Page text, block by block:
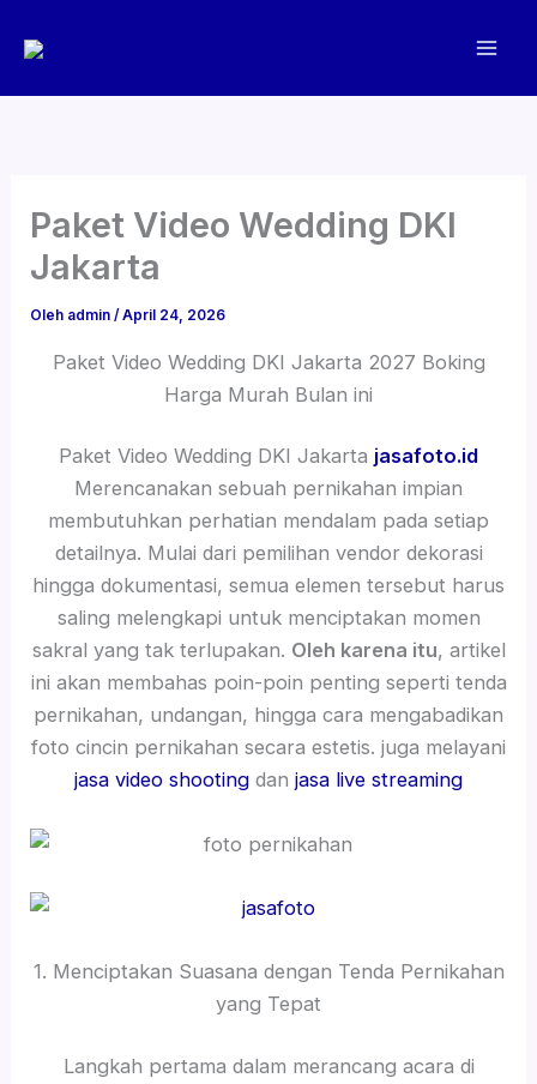
Paket Video Wedding DKI
Jakarta
Oleh admin/April 24, 2026
Paket Video Wedding DKI Jakarta 2027 Boking
Harga Murah Bulan ini
Paket Video Wedding DKI Jakarta jasafoto.id
Merencanakan sebuah pernikahan impian
membutuhkan perhatian mendalam pada setiap
detailnya. Mulai dari pemilihan vendor dekorasi
hingga dokumentasi, semua elemen tersebut harus
saling melengkapi untuk menciptakan momen
sakral yang tak terlupakan. Oleh karena itu, artikel
ini akan membahas poin-poin penting seperti tenda
pernikahan, undangan, hingga cara mengabadikan
foto cincin pernikahan secara estetis. juga melayani
jasa video shooting dan jasa live streaming
1. Menciptakan Suasana dengan Tenda Pernikahan
yang Tepat
Langkah pertama dalam merancang acara di